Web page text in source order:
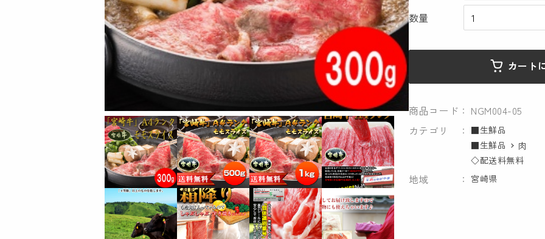
数量
カート
商品コード
NGM004-05
カテゴリ
■生鮮品
■生鮮品
肉
◇配送料無料
地域 宮崎県